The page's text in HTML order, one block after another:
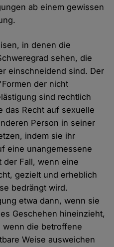
ab einem gewissen
in denen die
sehen, die
einschneidend sind. Der
der nicht
sind rechtlich
das Recht auf sexuelle
Person in seiner
indem sie ihr
eine unangemessene
der Fall, wenn eine
gezielt und erheblich
bedrängt wird.
etwa dann, wenn sie
Geschehen hineinzieht,
wenn die betroffene
Weise ausweichen